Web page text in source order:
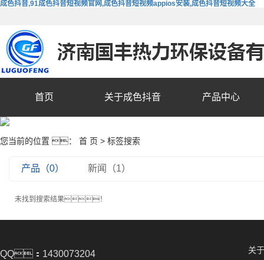
成色抖音,91成色抖音短视频官网,成色抖音短视频appios安装,成色抖音短视频大全
首页 关于成色抖音 产品中心
您当前的位置 ： 首 页 > 标签搜索
产品（0） 新闻（1）
未找到搜索结果！
QQ：1430073204
关